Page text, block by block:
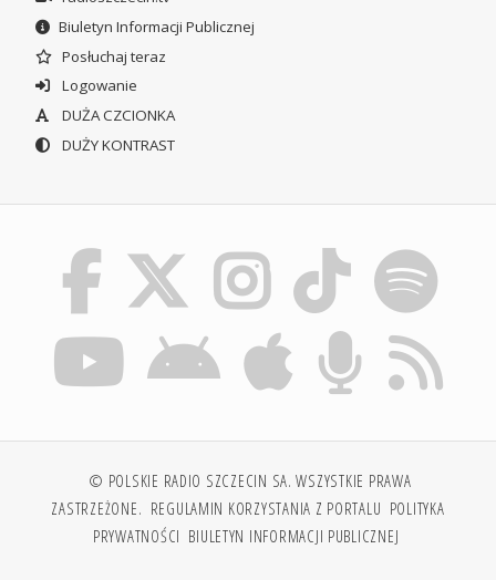
Biuletyn Informacji Publicznej
Posłuchaj teraz
Logowanie
DUŻA CZCIONKA
DUŻY KONTRAST
© POLSKIE RADIO SZCZECIN SA. WSZYSTKIE PRAWA
ZASTRZEŻONE. REGULAMIN KORZYSTANIA Z PORTALU POLITYKA
PRYWATNOŚCI BIULETYN INFORMACJI PUBLICZNEJ